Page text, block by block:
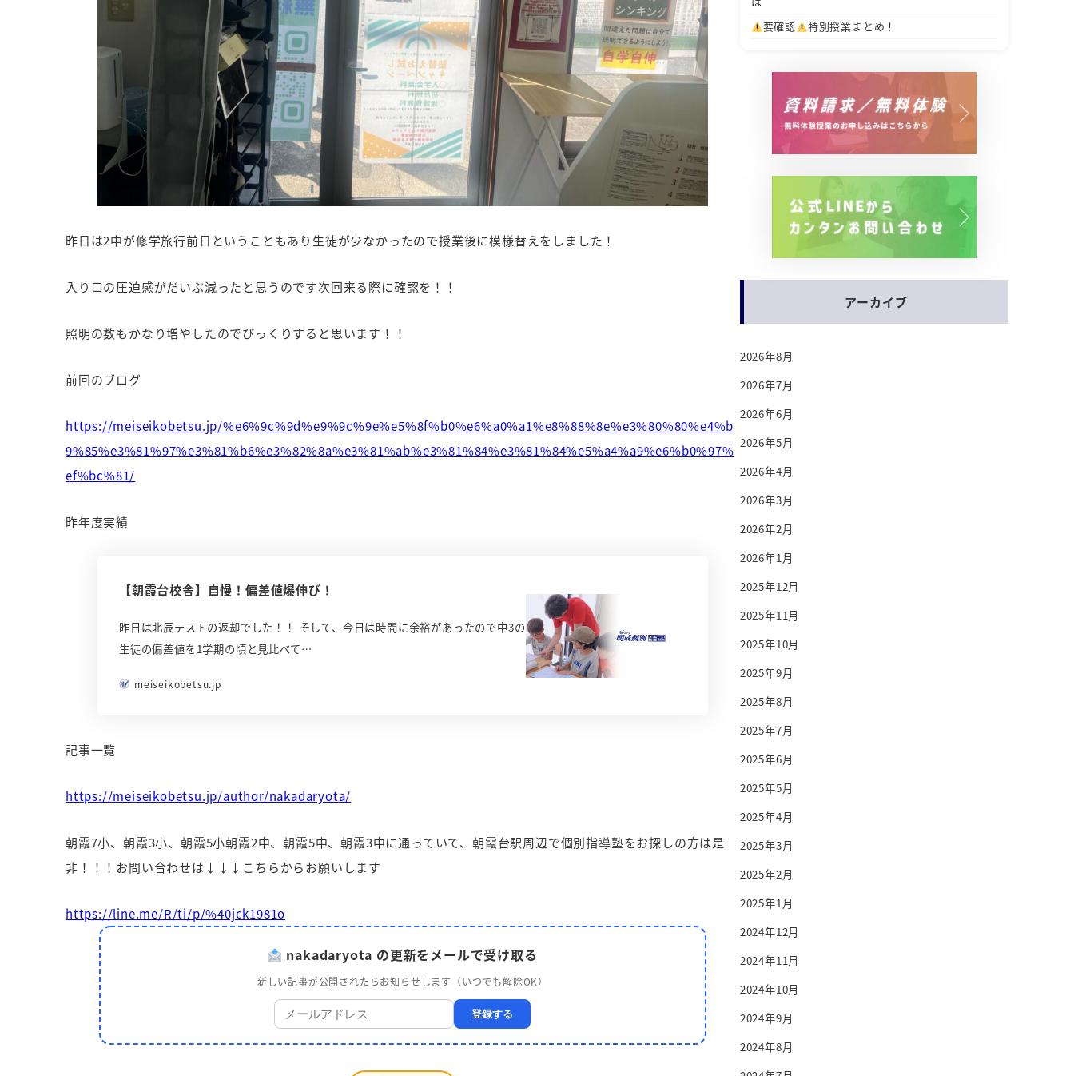
昨日は2中が修学旅行前日ということもあり生徒が少なかったので授業後に模様替えをしました！
入り口の圧迫感がだいぶ減ったと思うのです次回来る際に確認を！！
照明の数もかなり増やしたのでびっくりすると思います！！
前回のブログ
https://meiseikobetsu.jp/%e6%9c%9d%e9%9c%9e%e5%8f%b0%e6%a0%a1%e8%88%8e%e3%80%80%e4%b
9%85%e3%81%97%e3%81%b6%e3%82%8a%e3%81%ab%e3%81%84%e3%81%84%e5%a4%a9%e6%b0%97%
ef%bc%81/
昨年度実績
【朝霞台校舎】自慢！偏差値爆伸び！
昨日は北辰テストの返却でした！！ そして、今日は時間に余裕があったので中3の
生徒の偏差値を1学期の頃と見比べて…
meiseikobetsu.jp
記事一覧
https://meiseikobetsu.jp/author/nakadaryota/
朝霞7小、朝霞3小、朝霞5小朝霞2中、朝霞5中、朝霞3中に通っていて、朝霞台駅周辺で個別指導塾をお探しの方は是
非！！！お問い合わせは↓↓↓こちらからお願いします
https://line.me/R/ti/p/%40jck1981o
nakadaryota の更新をメールで受け取る
新しい記事が公開されたらお知らせします（いつでも解除OK）
登録する
要確認
特別授業まとめ！
アーカイブ
2026年8月
2026年7月
2026年6月
2026年5月
2026年4月
2026年3月
2026年2月
2026年1月
2025年12月
2025年11月
2025年10月
2025年9月
2025年8月
2025年7月
2025年6月
2025年5月
2025年4月
2025年3月
2025年2月
2025年1月
2024年12月
2024年11月
2024年10月
2024年9月
2024年8月